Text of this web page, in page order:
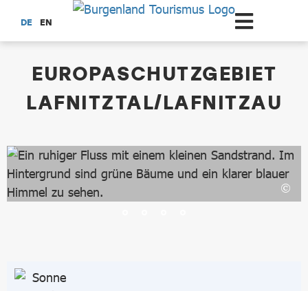
Zum Hauptinhalt springen
DE EN
EUROPASCHUTZGEBIET
LAFNITZTAL/LAFNITZAU